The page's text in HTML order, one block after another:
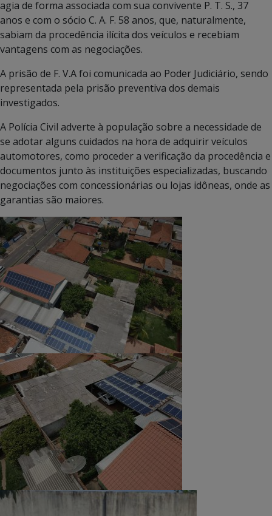
agia de forma associada com sua convivente P. T. S., 37
anos e com o sócio C. A. F. 58 anos, que, naturalmente,
sabiam da procedência ilícita dos veículos e recebiam
vantagens com as negociações.
A prisão de F. V.A foi comunicada ao Poder Judiciário, sendo
representada pela prisão preventiva dos demais
investigados.
A Polícia Civil adverte à população sobre a necessidade de
se adotar alguns cuidados na hora de adquirir veículos
automotores, como proceder a verificação da procedência e
documentos junto às instituições especializadas, buscando
negociações com concessionárias ou lojas idôneas, onde as
garantias são maiores.